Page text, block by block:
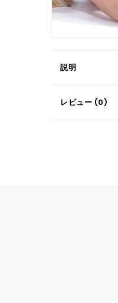
説明
レビュー (0)